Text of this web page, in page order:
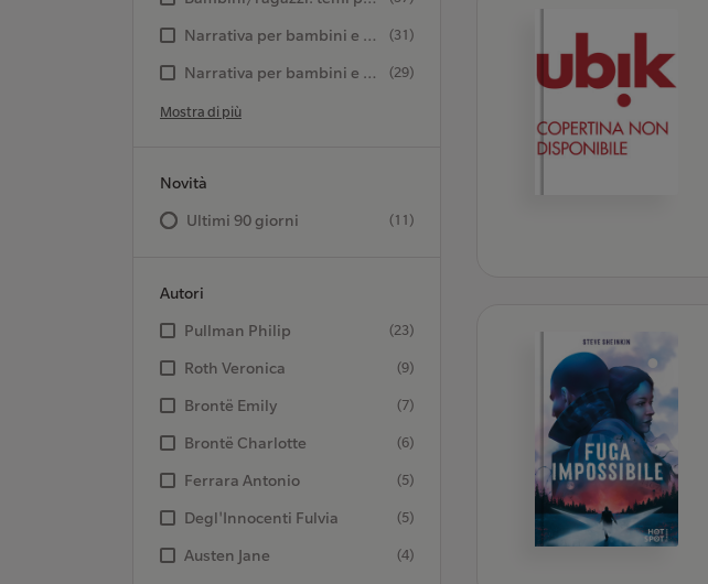
Narrativa per bambini e ragazzi: narrativa di ambientazione storica (31)
Narrativa per bambini e ragazzi: racconti e storie brevi (29)
Mostra di più
Novità
Ultimi 90 giorni
(11)
Autori
Pullman Philip
(23)
Roth Veronica (9)
Brontë Emily (7)
Brontë Charlotte (6)
Ferrara Antonio (5)
Degl'Innocenti Fulvia (5)
Austen Jane (4)